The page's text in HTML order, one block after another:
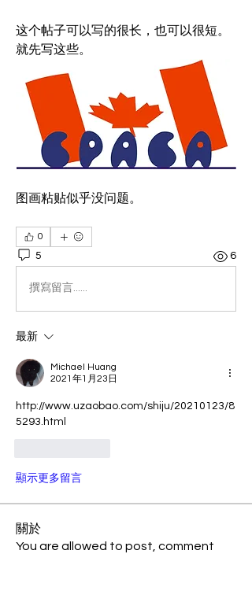
这个帖子可以写的很长，也可以很短。
就先写这些。
图画粘贴似乎没问题。
0
5 6
撰寫留言......
最新
Michael Huang
2021年1月23日
http://www.uzaobao.com/shiju/20210123/8
5293.html
顯示更多留言
關於
You are allowed to post, comment